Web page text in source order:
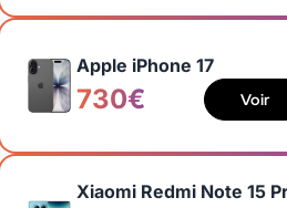
Apple iPhone 17
730€ Voir
Xiaomi Redmi Note 15